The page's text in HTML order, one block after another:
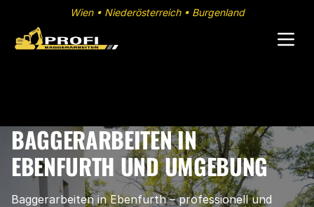
Wien • Niederösterreich • Burgenland
BAGGERARBEITEN IN
EBENFURTH UND UMGEBUNG
Baggerarbeiten in Ebenfurth – professionell und